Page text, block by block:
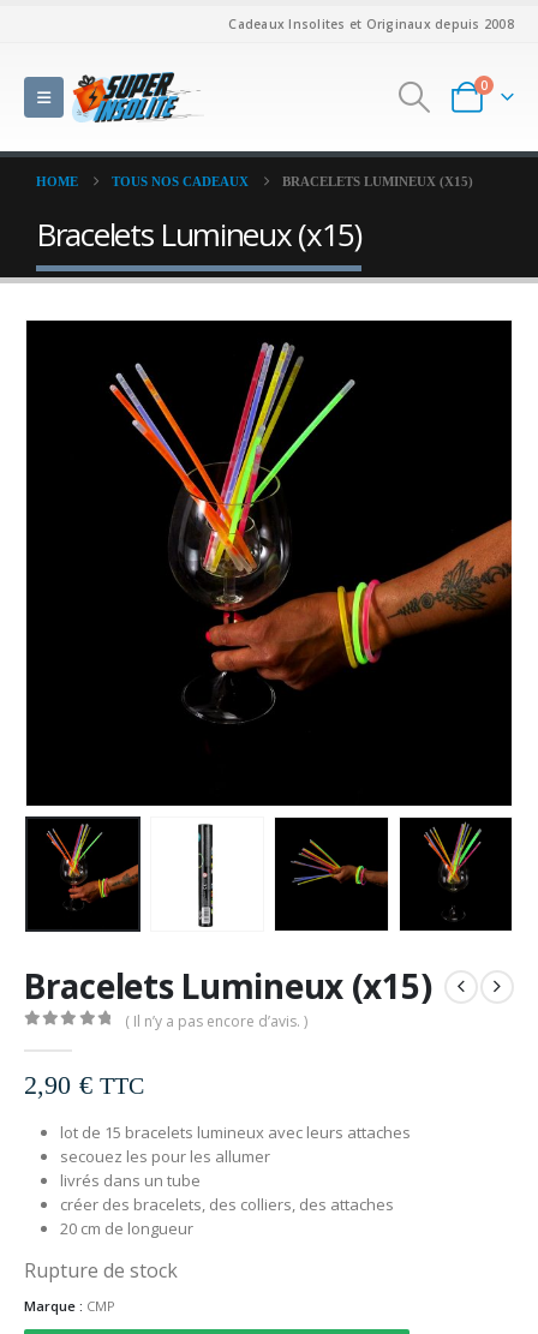
Cadeaux Insolites et Originaux depuis 2008
0
HOME TOUS NOS CADEAUX BRACELETS LUMINEUX (X15)
Bracelets Lumineux (x15)
Bracelets Lumineux (x15)
( Il n’y a pas encore d’avis. )
2,90 € TTC
lot de 15 bracelets lumineux avec leurs attaches
secouez les pour les allumer
livrés dans un tube
créer des bracelets, des colliers, des attaches
20 cm de longueur
Rupture de stock
Marque : CMP